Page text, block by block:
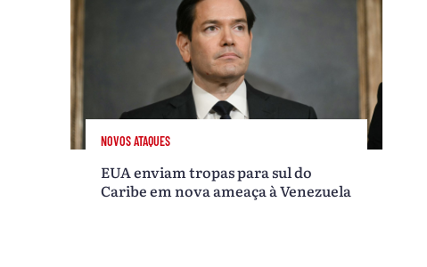
NOVOS ATAQUES
EUA enviam tropas para sul do
Caribe em nova ameaça à Venezuela